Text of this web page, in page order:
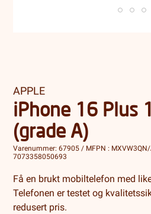
APPLE
iPhone 16 Plus
(grade A)
Varenummer: 67905 / MFPN :
7073358050693
Få en brukt mobiltelefon med
Telefonen er testet og
redusert pris.